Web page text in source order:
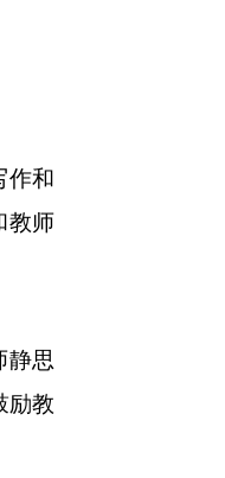
作和
教师
静思
励教